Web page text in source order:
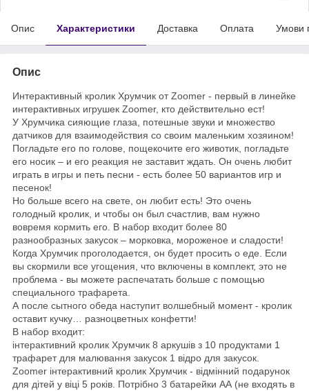
Опис Характеристики Доставка Оплата Умови
Опис
Интерактивный кролик Хрумчик от Zoomer - первый в линейке
интерактивных игрушек Zoomer, кто действительно ест!
У Хрумчика сияющие глаза, потешные звуки и множество
датчиков для взаимодействия со своим маленьким хозяином!
Погладьте его по голове, пощекочите его животик, погладьте
его носик – и его реакция не заставит ждать. Он очень любит
играть в игры и петь песни - есть более 50 вариантов игр и
песенок!
Но больше всего на свете, он любит есть! Это очень
голодный кролик, и чтобы он был счастлив, вам нужно
вовремя кормить его. В набор входит более 80
разнообразных закусок – морковка, мороженое и сладости!
Когда Хрумчик проголодается, он будет просить о еде. Если
вы скормили все угощения, что включены в комплект, это не
проблема - вы можете распечатать больше с помощью
специального трафарета.
А после сытного обеда наступит волшебный момент - кролик
оставит кучку… разноцветных конфетти!
В набор входит:
інтерактивний кролик Хрумчик 8 аркушів з 10 продуктами 1
трафарет для малювання закусок 1 відро для закусок.
Zoomer інтерактивний кролик Хрумчик - відмінний подарунок
для дітей у віці 5 років. Потрібно 3 батарейки АА (не входять в